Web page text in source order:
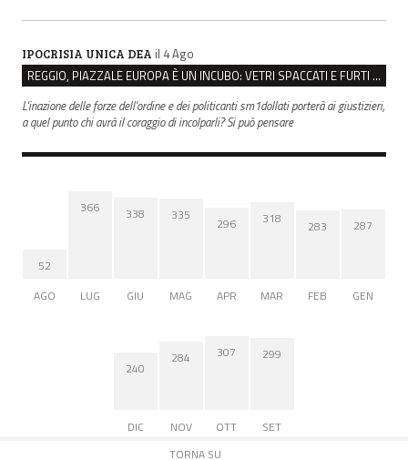
IPOCRISIA UNICA DEA il 4 Ago
REGGIO, PIAZZALE EUROPA È UN INCUBO: VETRI SPACCATI E FURTI SULLE AUTO IN SOSTA
L'inazione delle forze dell'ordine e dei politicanti sm1dollati porterà ai giustizieri,
a quel punto chi avrà il coraggio di incolparli? Si può pensare
52
AGO
366
LUG
338
GIU
335
MAG
296
APR
318
MAR
283
FEB
287
GEN
240
DIC
284
NOV
307
OTT
299
SET
TORNA SU